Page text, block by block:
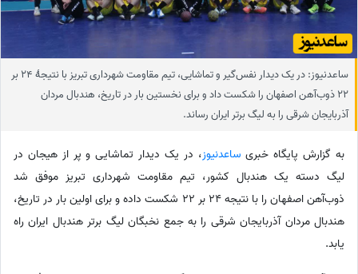
ساعدنیوز: در یک دیدار نفس‌گیر و تماشایی، تیم مقاومت شهرداری تبریز با نتیجهٔ 24 بر
22 ذوب‌آهن اصفهان را شکست داد و برای نخستین بار در تاریخ، هندبال مردان
آذربایجان شرقی را به لیگ برتر ایران رساند.
به گزارش پایگاه خبری ساعدنیوز، در یک دیدار تماشایی و پر از هیجان در
لیگ دسته یک هندبال کشور، تیم مقاومت شهرداری تبریز موفق شد
ذوب‌آهن اصفهان را با نتیجه 24 بر 22 شکست داده و برای اولین بار در تاریخ،
هندبال مردان آذربایجان شرقی را به جمع نخبگان لیگ برتر هندبال ایران راه
یابد.